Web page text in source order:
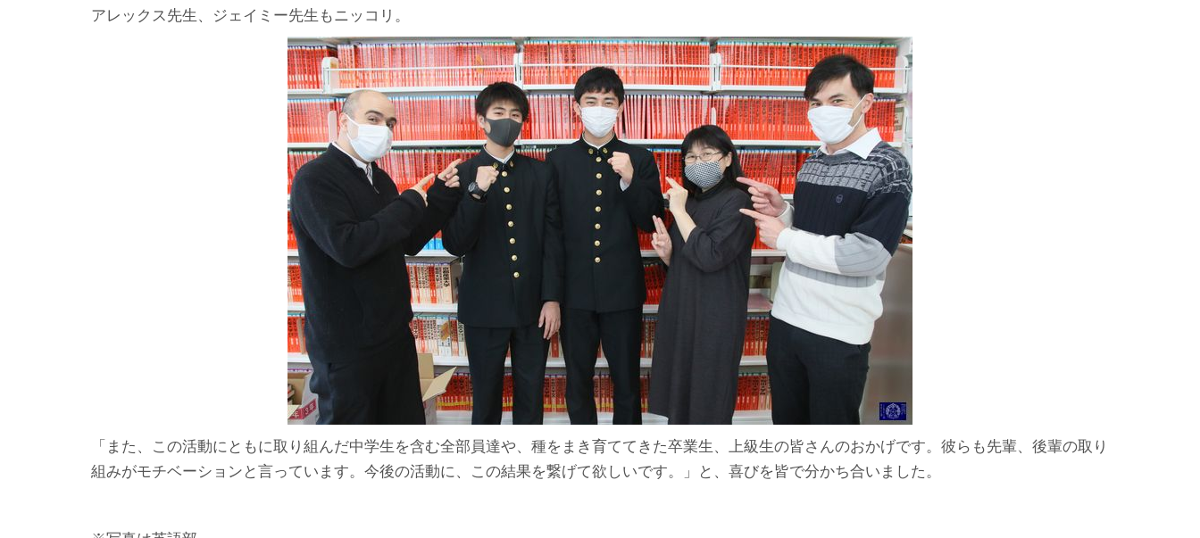
アレックス先生、ジェイミー先生もニッコリ。
「また、この活動にともに取り組んだ中学生を含む全部員達や、種をまき育ててきた卒業生、上級生の皆さんのおかげです。彼らも先輩、後輩の取り
組みがモチベーションと言っています。今後の活動に、この結果を繋げて欲しいです。」と、喜びを皆で分かち合いました。